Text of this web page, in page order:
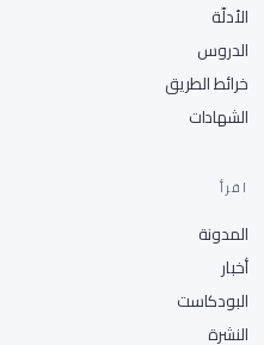
الأدلّة
الدروس
خرائط الطريق
الشهادات
اقرأ
المدونة
أخبار
البودكاست
النشرة